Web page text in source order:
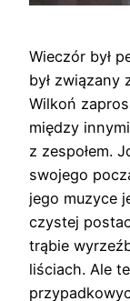
Wieczór był
był związany
Wilkoń
między
z zespołem.
swojego
jego muzyce
czystej
trąbie
liściach. Ale